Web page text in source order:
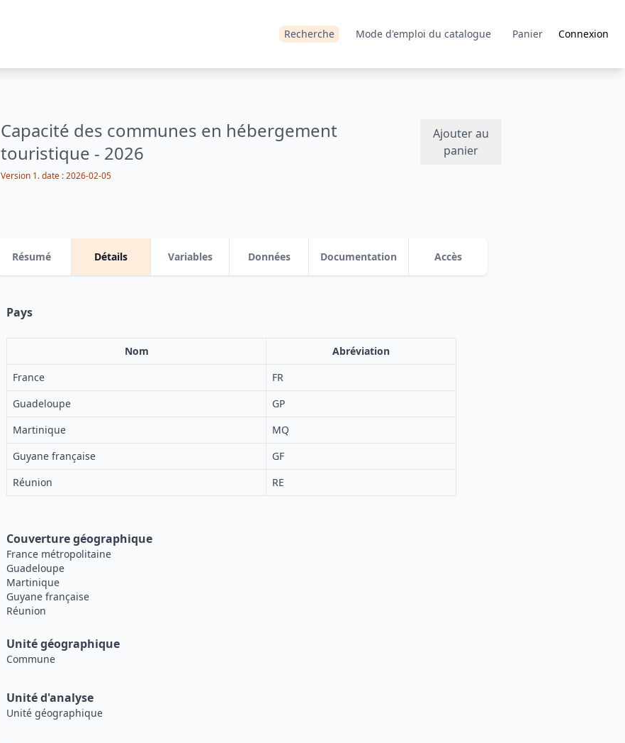
Recherche Mode d'emploi du catalogue Panier Connexion
Capacité des communes en hébergement
touristique - 2026
Ajouter au
panier
Version 1.date :2026-02-05
Résumé Détails Variables Données Documentation Accès
Pays
Nom
Abréviation
France
FR
Guadeloupe
GP
Martinique
MQ
Guyane française
GF
Réunion
RE
Couverture géographique
France métropolitaine
Guadeloupe
Martinique
Guyane française
Réunion
Unité géographique
Commune
Unité d'analyse
Unité géographique